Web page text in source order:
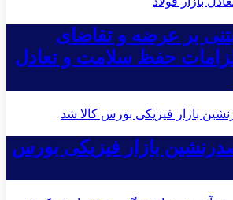
بر عرضه و تقاضای
حفظ سلامت و تعادل
بازار فیزیکی بورس